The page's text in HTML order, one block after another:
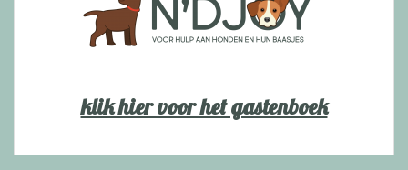
klik hier voor het gastenboek